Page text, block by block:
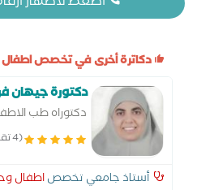
دكاترة أخرى في تخصص اطفال
دكتورة جيهان
دكتوراه طب
دقيق امراض الدم
(4 تقييم)
أستاذ جامعي تخصصاطفال